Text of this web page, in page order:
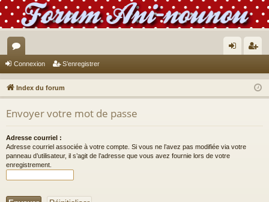
or
u
m
s
ne
xi
nr
eg
Connexion S’enregistrer
Index du forum
Envoyer votre mot de passe
Adresse courriel :
Adresse courriel associée à votre compte. Si vous ne l’avez pas modifiée via votre
panneau d’utilisateur, il s’agit de l’adresse que vous avez fournie lors de votre
enregistrement.